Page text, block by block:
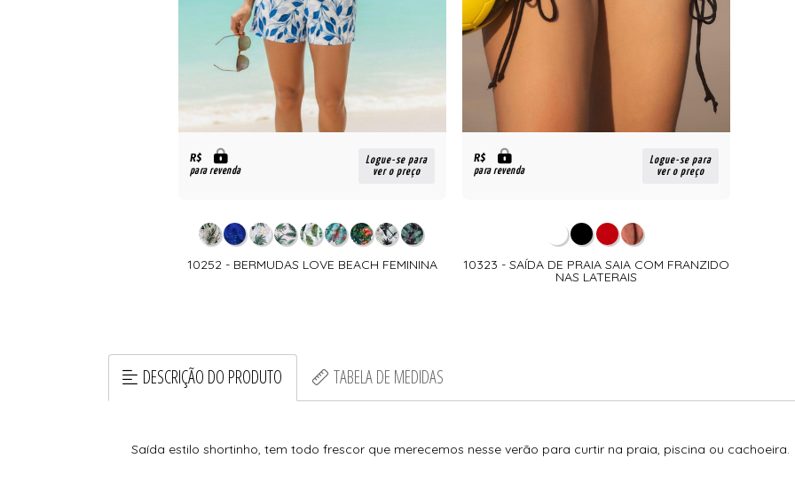
R$
para revenda
Logue-se para
ver o preço
10252 - BERMUDAS LOVE BEACH FEMININA
R$
para revenda
Logue-se para
ver o preço
10323 - SAÍDA DE PRAIA SAIA COM FRANZIDO
NAS LATERAIS
DESCRIÇÃO DO PRODUTO TABELA DE MEDIDAS
Saída estilo shortinho, tem todo frescor que merecemos nesse verão para curtir na praia, piscina ou cachoeira.